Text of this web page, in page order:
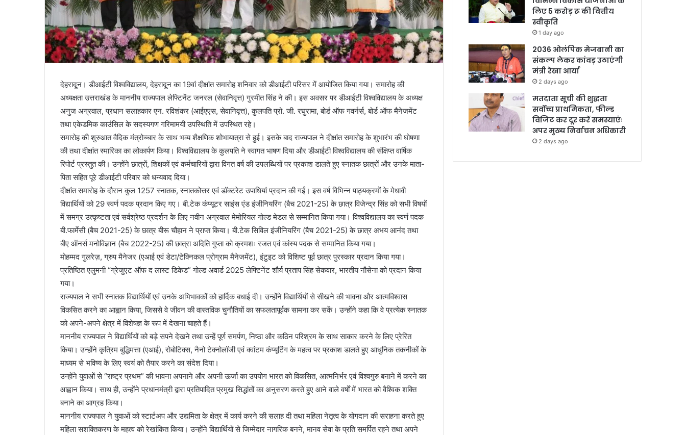
देहरादून। डीआईटी विश्वविद्यालय, देहरादून का 19वां दीक्षांत समारोह शनिवार को डीआईटी परिसर में आयोजित किया गया। समारोह की
अध्यक्षता उत्तराखंड के माननीय राज्यपाल लेफ्टिनेंट जनरल (सेवानिवृत्त) गुरमीत सिंह ने की। इस अवसर पर डीआईटी विश्वविद्यालय के अध्यक्ष
अनुज अग्रवाल, प्रधान सलाहकार एन. रविशंकर (आईएएस, सेवानिवृत्त), कुलपति प्रो. जी. रघुरामा, बोर्ड ऑफ गवर्नर्स, बोर्ड ऑफ मैनेजमेंट
तथा एकेडमिक काउंसिल के सदस्यगण गरिमामयी उपस्थिति में उपस्थित रहे।
समारोह की शुरुआत वैदिक मंत्रोच्चार के साथ भव्य शैक्षणिक शोभायात्रा से हुई। इसके बाद राज्यपाल ने दीक्षांत समारोह के शुभारंभ की घोषणा
की तथा दीक्षांत स्मारिका का लोकार्पण किया। विश्वविद्यालय के कुलपति ने स्वागत भाषण दिया और डीआईटी विश्वविद्यालय की संक्षिप्त वार्षिक
रिपोर्ट प्रस्तुत की। उन्होंने छात्रों, शिक्षकों एवं कर्मचारियों द्वारा विगत वर्ष की उपलब्धियों पर प्रकाश डालते हुए स्नातक छात्रों और उनके माता-
पिता सहित पूरे डीआईटी परिवार को धन्यवाद दिया।
दीक्षांत समारोह के दौरान कुल 1257 स्नातक, स्नातकोत्तर एवं डॉक्टरेट उपाधियां प्रदान की गईं। इस वर्ष विभिन्न पाठ्यक्रमों के मेधावी
विद्यार्थियों को 29 स्वर्ण पदक प्रदान किए गए। बी.टेक कंप्यूटर साइंस एंड इंजीनियरिंग (बैच 2021-25) के छात्र विजेन्द्र सिंह को सभी विषयों
में समग्र उत्कृष्टता एवं सर्वश्रेष्ठ प्रदर्शन के लिए नवीन अग्रवाल मेमोरियल गोल्ड मेडल से सम्मानित किया गया। विश्वविद्यालय का स्वर्ण पदक
बी.फार्मेसी (बैच 2021-25) के छात्र बीरू चौहान ने प्राप्त किया। बी.टेक सिविल इंजीनियरिंग (बैच 2021-25) के छात्र अभय आनंद तथा
बीए ऑनर्स मनोविज्ञान (बैच 2022-25) की छात्रा अदिति गुप्ता को क्रमशः रजत एवं कांस्य पदक से सम्मानित किया गया।
मोहम्मद गुलरेज़, ग्रुप मैनेजर (एआई एवं डेटा/टेक्निकल प्रोग्राम मैनेजमेंट), इंटुइट को विशिष्ट पूर्व छात्र पुरस्कार प्रदान किया गया।
प्रतिष्ठित एलुमनी “ग्रेजुएट ऑफ द लास्ट डिकेड” गोल्ड अवार्ड 2025 लेफ्टिनेंट शौर्य प्रताप सिंह सेकवार, भारतीय नौसेना को प्रदान किया
गया।
राज्यपाल ने सभी स्नातक विद्यार्थियों एवं उनके अभिभावकों को हार्दिक बधाई दी। उन्होंने विद्यार्थियों से सीखने की भावना और आत्मविश्वास
विकसित करने का आह्वान किया, जिससे वे जीवन की वास्तविक चुनौतियों का सफलतापूर्वक सामना कर सकें। उन्होंने कहा कि वे प्रत्येक स्नातक
को अपने-अपने क्षेत्र में विशेषज्ञ के रूप में देखना चाहते हैं।
माननीय राज्यपाल ने विद्यार्थियों को बड़े सपने देखने तथा उन्हें पूर्ण समर्पण, निष्ठा और कठिन परिश्रम के साथ साकार करने के लिए प्रेरित
किया। उन्होंने कृत्रिम बुद्धिमत्ता (एआई), रोबोटिक्स, नैनो टेक्नोलॉजी एवं क्वांटम कंप्यूटिंग के महत्व पर प्रकाश डालते हुए आधुनिक तकनीकों के
माध्यम से भविष्य के लिए स्वयं को तैयार करने का संदेश दिया।
उन्होंने युवाओं से “राष्ट्र प्रथम” की भावना अपनाने और अपनी ऊर्जा का उपयोग भारत को विकसित, आत्मनिर्भर एवं विश्वगुरु बनाने में करने का
आह्वान किया। साथ ही, उन्होंने प्रधानमंत्री द्वारा प्रतिपादित प्रमुख सिद्धांतों का अनुसरण करते हुए आने वाले वर्षों में भारत को वैश्विक शक्ति
बनाने का आग्रह किया।
माननीय राज्यपाल ने युवाओं को स्टार्टअप और उद्यमिता के क्षेत्र में कार्य करने की सलाह दी तथा महिला नेतृत्व के योगदान की सराहना करते हुए
महिला सशक्तिकरण के महत्व को रेखांकित किया। उन्होंने विद्यार्थियों से जिम्मेदार नागरिक बनने, मानव सेवा के प्रति समर्पित रहने तथा अपने
लिए 5 करोड़ रू की वित्तीय
स्वीकृति
1 day ago
2036 ओलंपिक मेजबानी का
संकल्प लेकर कांवड़ उठाएंगी
मंत्री रेखा आर्या
2 days ago
मतदाता सूची की शुद्धता
सर्वोच्च प्राथमिकता, फील्ड
विजिट कर दूर करें समस्याएंः
अपर मुख्य निर्वाचन अधिकारी
2 days ago